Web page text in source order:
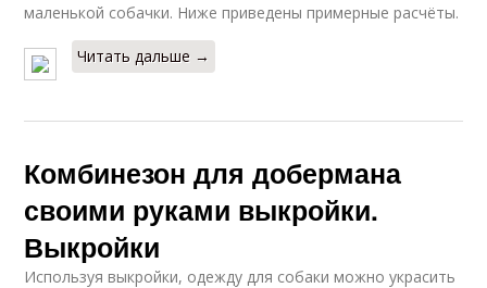
маленькой собачки. Ниже приведены примерные расчёты.
Читать дальше →
Комбинезон для добермана
своими руками выкройки.
Выкройки
Используя выкройки, одежду для собаки можно украсить